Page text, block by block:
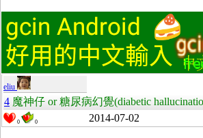
eliu
4 魔神仔 or 糖尿病幻覺(diabetic
0 0 2014-07-02